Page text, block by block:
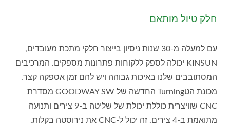
חלק טיול מותאם
עם למעלה מ-30 שנות ניסיון בייצור חלקי מתכת מעובדים,
KINSUN יכולה לספק ללקוחות פתרונות מספקים. המרכיבים
המסתובבים שלנו באיכות גבוהה ויש להם זמן אספקה קצר.
מכונת הטTurning החדשה של GOODWAY SW מסדרת
CNC שוויצרית כוללת יכולת של שליטה ב-9 צירים ותנועה
מתואמת ב-4 צירים. זה יכול ל-CNC את נירוסטה בקלות.